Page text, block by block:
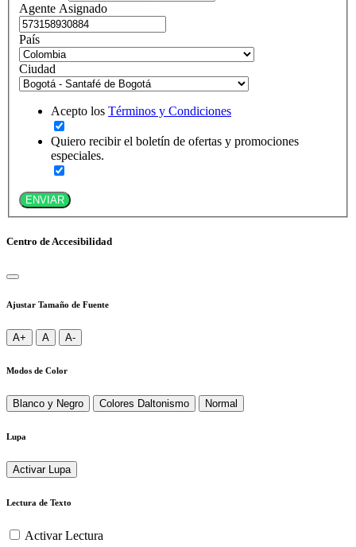
Agente Asignado
País
Ciudad
Acepto los Términos y Condiciones
Quiero recibir el boletín de ofertas y promociones
especiales.
ENVIAR
Centro de Accesibilidad
Ajustar Tamaño de Fuente
A+ A A-
Modos de Color
Blanco y Negro Colores Daltonismo Normal
Lupa
Activar Lupa
Lectura de Texto
Activar Lectura